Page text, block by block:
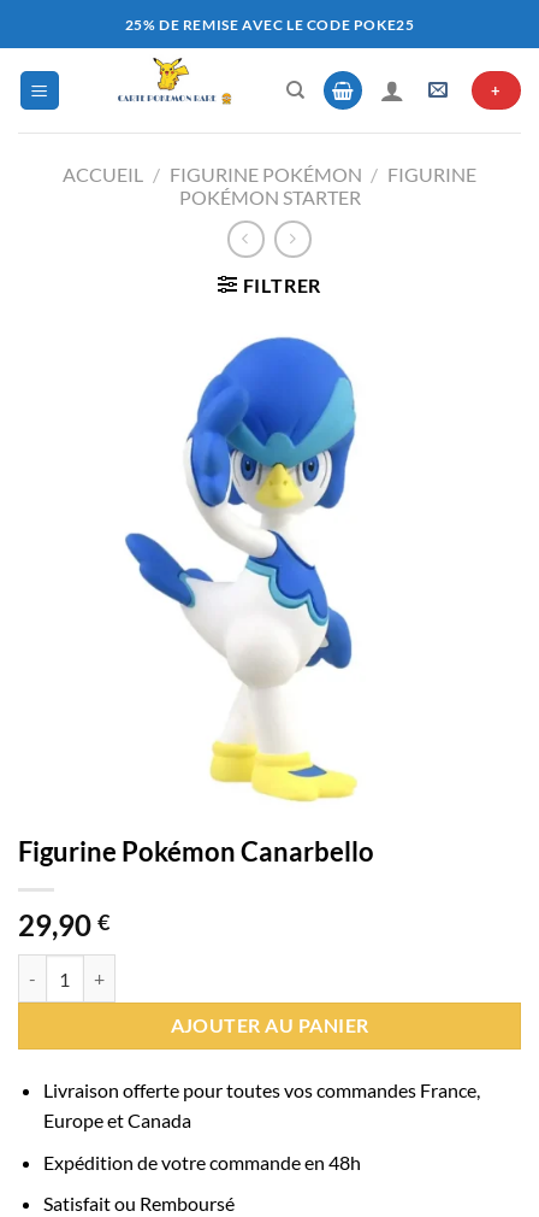
au
contenu
25% DE REMISE AVEC LE CODE POKE25
+
ACCUEIL / FIGURINE POKÉMON / FIGURINE
POKÉMON STARTER
FILTRER
Figurine Pokémon Canarbello
29,90 €
AJOUTER AU PANIER
Livraison offerte pour toutes vos commandes France,
Europe et Canada
Expédition de votre commande en 48h
Satisfait ou Remboursé